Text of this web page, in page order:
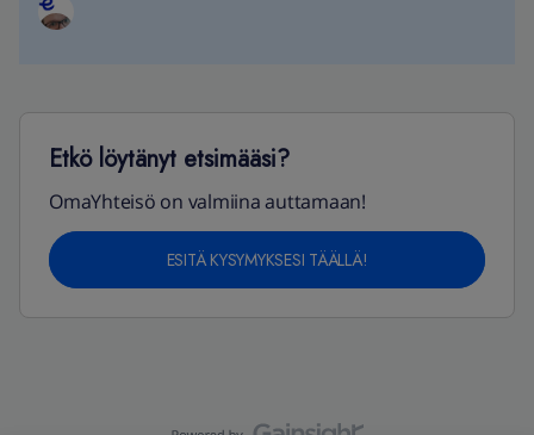
Etkö löytänyt etsimääsi?
OmaYhteisö on valmiina auttamaan!
ESITÄ KYSYMYKSESI TÄÄLLÄ!